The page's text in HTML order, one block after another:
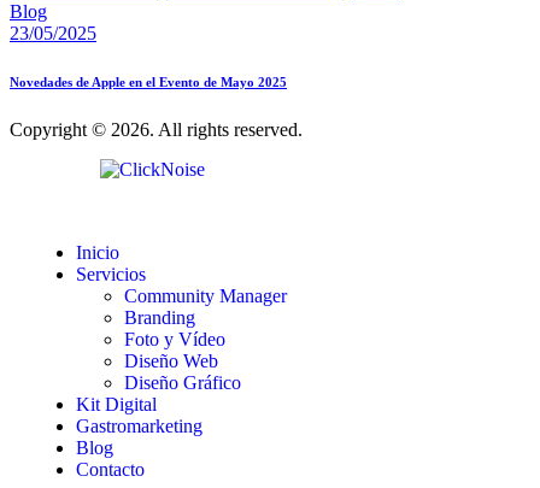
Blog
23/05/2025
Novedades de Apple en el Evento de Mayo 2025
Copyright © 2026. All rights reserved.
Inicio
Servicios
Community Manager
Branding
Foto y Vídeo
Diseño Web
Diseño Gráfico
Kit Digital
Gastromarketing
Blog
Contacto